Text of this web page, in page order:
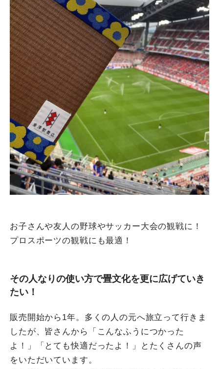
お子さんや友人の野球やサッカー大会の観戦に！
プロスポーツの観戦にも最適！
その人なりの使い方で畳文化を更に広げていき
たい！
販売開始から1年。多くの人の元へ旅立って行きま
したが、皆さんから「こんなふうにつかった
よ！」「とても快適だったよ！」とたくさんの声
をいただいています。